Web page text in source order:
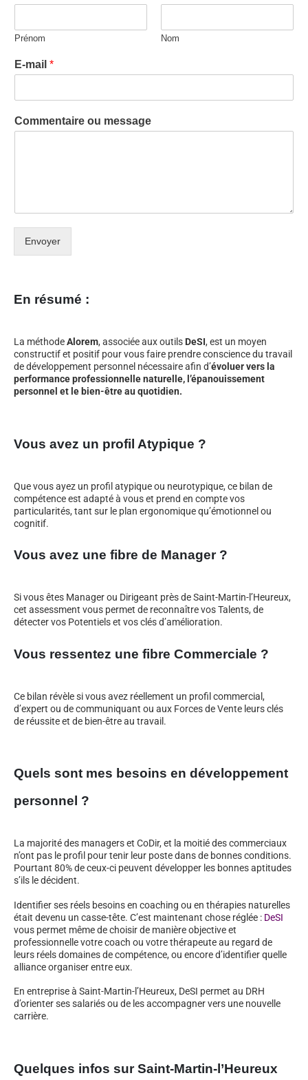
Prénom Nom
E-mail *
Commentaire ou message
Envoyer
En résumé :
La méthodeAlorem, associée aux outils DeSI, est un moyen
constructif et positif pour vous faire prendre conscience du travail
de développement personnel nécessaire afin d’évoluer vers la
performance professionnelle naturelle, l’épanouissement
personnel et le bien-être au quotidien.
Vous avez un profil Atypique ?
Que vous ayez un profil atypique ou neurotypique, ce bilan de
compétence est adapté à vous et prend en compte vos
particularités, tant sur le plan ergonomique qu’émotionnel ou
cognitif.
Vous avez une fibre de Manager ?
Si vous êtes Manager ou Dirigeant près de Saint-Martin-l’Heureux,
cet assessment vous permet de reconnaître vos Talents, de
détecter vos Potentiels et vos clés d’amélioration.
Vous ressentez une fibre Commerciale ?
Ce bilan révèle si vous avez réellement un profil commercial,
d’expert ou de communiquant ou aux Forces de Vente leurs clés
de réussite et de bien-être au travail.
Quels sont mes besoins en développement
personnel ?
La majorité des managers et CoDir, et la moitié des commerciaux
n’ont pas le profil pour tenir leur poste dans de bonnes conditions.
Pourtant 80% de ceux-ci peuvent développer les bonnes aptitudes
s’ils le décident.
Identifier ses réels besoins en coaching ou en thérapies naturelles
était devenu un casse-tête. C’est maintenant chose réglée : DeSI
vous permet même de choisir de manière objective et
professionnelle votre coach ou votre thérapeute au regard de
leurs réels domaines de compétence, ou encore d’identifier quelle
alliance organiser entre eux.
En entreprise à Saint-Martin-l’Heureux, DeSI permet au DRH
d’orienter ses salariés ou de les accompagner vers une nouvelle
carrière.
Quelques infos sur Saint-Martin-l’Heureux